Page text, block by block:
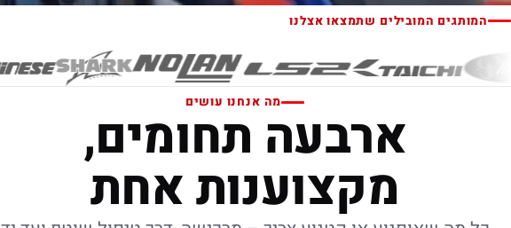
המותגים המובילים שתמצאו אצלנו
מה אנחנו עושים
ארבעה תחומים,
מקצוענות אחת